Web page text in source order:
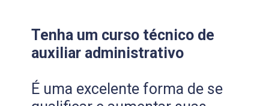
Tenha um curso técnico de
auxiliar administrativo
É uma excelente forma de se